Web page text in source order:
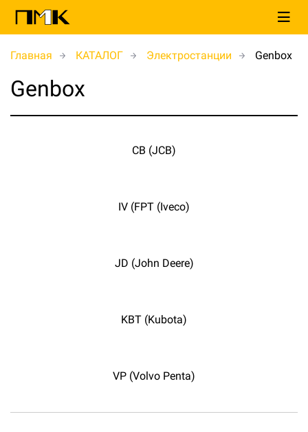
Главная КАТАЛОГ Электростанции Genbox
Genbox
CB (JCB)
IV (FPT (Iveco)
JD (John Deere)
KBT (Kubota)
VP (Volvo Penta)